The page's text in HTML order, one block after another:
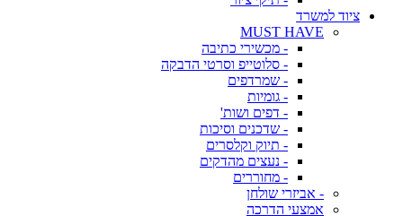
ציוד למשרד
MUST HAVE
- מכשירי כתיבה
- סלוטייפ וסרטי הדבקה
- שמרדפים
- גומיות
- דפים ושות'
- שדכנים וסיכות
- תיוק וקלסרים
- נעצים מהדקים
- מחוררים
- אביזרי שולחן
אמצעי הדרכה